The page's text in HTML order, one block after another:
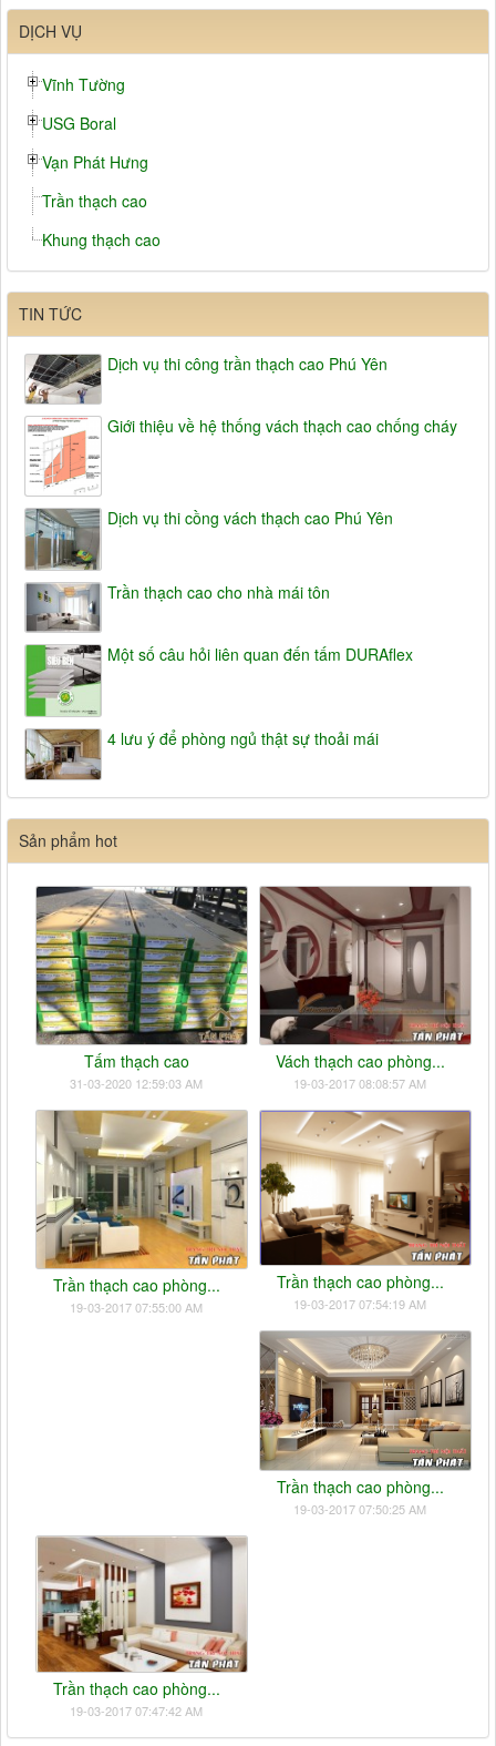
DỊCH VỤ
Vĩnh Tường
USG Boral
Vạn Phát Hưng
Trần thạch cao
Khung thạch cao
TIN TỨC
Dịch vụ thi công trần thạch cao Phú Yên
Giới thiệu về hệ thống vách thạch cao chống cháy
Dịch vụ thi cồng vách thạch cao Phú Yên
Trần thạch cao cho nhà mái tôn
Một số câu hỏi liên quan đến tấm DURAflex
4 lưu ý để phòng ngủ thật sự thoải mái
Sản phẩm hot
Tấm thạch cao
31-03-2020 12:59:03 AM
Vách thạch cao phòng...
19-03-2017 08:08:57 AM
Trần thạch cao phòng...
19-03-2017 07:55:00 AM
Trần thạch cao phòng...
19-03-2017 07:54:19 AM
Trần thạch cao phòng...
19-03-2017 07:50:25 AM
Trần thạch cao phòng...
19-03-2017 07:47:42 AM